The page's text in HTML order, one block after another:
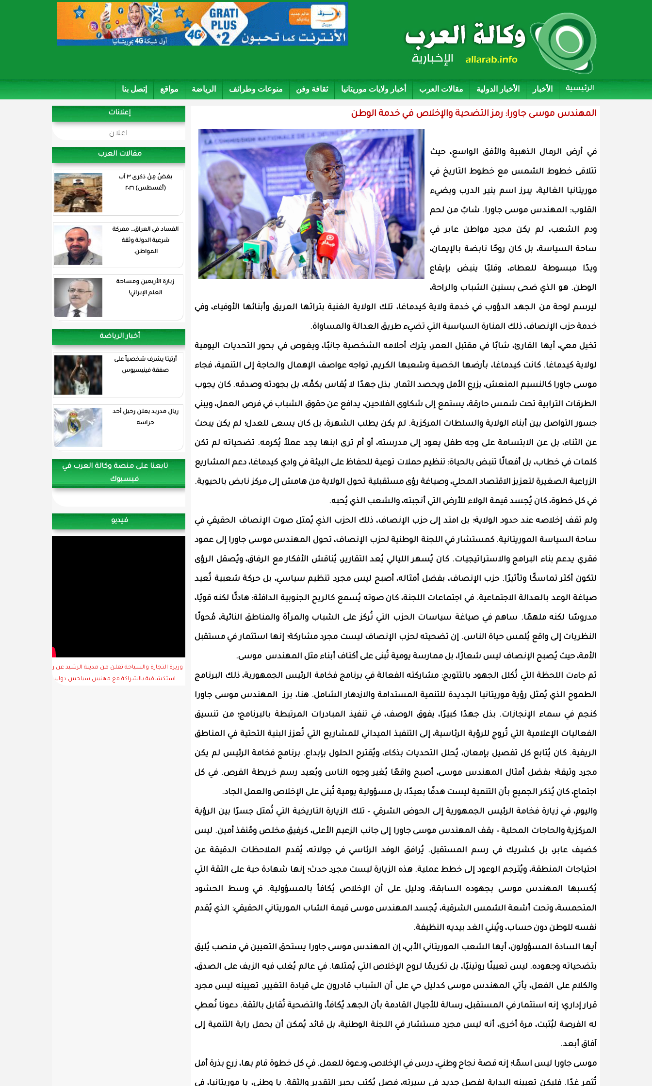
الرئيسية الأخبار الأخبار الدولية مقالات العرب أخبار ولايات موريتانيا ثقافة وفن منوعات وطرائف الرياضة مواقع إتصل بنا
المهندس موسى جاورا: رمز التضحية والإخلاص في خدمة الوطن
في أرض الرمال الذهبية والأفق الواسع، حيث
تتلاقى خطوط الشمس مع خطوط التاريخ في
موريتانيا الغالية، يبرز اسم ينير الدرب ويضيء
القلوب: المهندس موسى جاورا. شابٌ من لحم
ودم الشعب، لم يكن مجرد مواطن عابر في
ساحة السياسة، بل كان روحًا نابضة بالإيمان،
ويدًا مبسوطة للعطاء، وقلبًا ينبض بإيقاع
الوطن. هو الذي ضحى بسنين الشباب والراحة،
ليرسم لوحة من الجهد الدؤوب في خدمة ولاية كيدماغا، تلك الولاية الغنية بتراثها العريق وأبنائها الأوفياء، وفي
خدمة حزب الإنصاف، ذلك المنارة السياسية التي تضيء طريق العدالة والمساواة.
تخيل معي، أيها القارئ، شابًا في مقتبل العمر، يترك أحلامه الشخصية جانبًا، ويغوص في بحور التحديات اليومية
لولاية كيدماغا. كانت كيدماغا، بأرضها الخصبة وشعبها الكريم، تواجه عواصف الإهمال والحاجة إلى التنمية، فجاء
موسى جاورا كالنسيم المنعش، يزرع الأمل ويحصد الثمار. بذل جهدًا لا يُقاس بكمِّه، بل بجودته وصدقه. كان يجوب
الطرقات الترابية تحت شمس حارقة، يستمع إلى شكاوى الفلاحين، يدافع عن حقوق الشباب في فرص العمل، ويبني
جسور التواصل بين أبناء الولاية والسلطات المركزية. لم يكن يطلب الشهرة، بل كان يسعى للعدل؛ لم يكن يبحث
عن الثناء، بل عن الابتسامة على وجه طفل يعود إلى مدرسته، أو أم ترى ابنها يجد عملاً يُكرمه. تضحياته لم تكن
كلمات في خطاب، بل أفعالًا تنبض بالحياة: تنظيم حملات توعية للحفاظ على البيئة في وادي كيدماغا، دعم المشاريع
الزراعية الصغيرة لتعزيز الاقتصاد المحلي، وصياغة رؤى مستقبلية تحول الولاية من هامش إلى مركز نابض بالحيوية.
في كل خطوة، كان يُجسد قيمة الولاء للأرض التي أنجبته، والشعب الذي يُحبه.
ولم تقف إخلاصه عند حدود الولاية؛ بل امتد إلى حزب الإنصاف، ذلك الحزب الذي يُمثل صوت الإنصاف الحقيقي في
ساحة السياسة الموريتانية. كمستشار في اللجنة الوطنية لحزب الإنصاف، تحول المهندس موسى جاورا إلى عمود
فقري يدعم بناء البرامج والاستراتيجيات. كان يُسهر الليالي يُعد التقارير، يُناقش الأفكار مع الرفاق، ويُصقل الرؤى
لتكون أكثر تماسكًا وتأثيرًا. حزب الإنصاف، بفضل أمثاله، أصبح ليس مجرد تنظيم سياسي، بل حركة شعبية تُعيد
صياغة الوعد بالعدالة الاجتماعية. في اجتماعات اللجنة، كان صوته يُسمع كالريح الجنوبية الدافئة: هادئًا لكنه قويًا،
مدروسًا لكنه ملهمًا. ساهم في صياغة سياسات الحزب التي تُركز على الشباب والمرأة والمناطق النائية، مُحولًا
النظريات إلى واقع يُلمس حياة الناس. إن تضحيته لحزب الإنصاف ليست مجرد مشاركة؛ إنها استثمار في مستقبل
الأمة، حيث يُصبح الإنصاف ليس شعارًا، بل ممارسة يومية تُبنى على أكتاف أبناء مثل المهندس موسى.
ثم جاءت اللحظة التي تُكلل الجهود بالتتويج: مشاركته الفعالة في برنامج فخامة الرئيس الجمهورية، ذلك البرنامج
الطموح الذي يُمثل رؤية موريتانيا الجديدة للتنمية المستدامة والازدهار الشامل. هنا، برز المهندس موسى جاورا
كنجم في سماء الإنجازات. بذل جهدًا كبيرًا، يفوق الوصف، في تنفيذ المبادرات المرتبطة بالبرنامج؛ من تنسيق
الفعاليات الإعلامية التي تُروج للرؤية الرئاسية، إلى التنفيذ الميداني للمشاريع التي تُعزز البنية التحتية في المناطق
الريفية. كان يُتابع كل تفصيل بإمعان، يُحلل التحديات بذكاء، ويُقترح الحلول بإبداع. برنامج فخامة الرئيس لم يكن
مجرد وثيقة؛ بفضل أمثال المهندس موسى، أصبح واقعًا يُغير وجوه الناس ويُعيد رسم خريطة الفرص. في كل
اجتماع، كان يُذكر الجميع بأن التنمية ليست هدفًا بعيدًا، بل مسؤولية يومية تُبنى على الإخلاص والعمل الجاد.
واليوم، في زيارة فخامة الرئيس الجمهورية إلى الحوض الشرقي – تلك الزيارة التاريخية التي تُمثل جسرًا بين الرؤية
المركزية والحاجات المحلية – يقف المهندس موسى جاورا إلى جانب الزعيم الأعلى، كرفيق مخلص ومُنفذ أمين. ليس
كضيف عابر، بل كشريك في رسم المستقبل. يُرافق الوفد الرئاسي في جولاته، يُقدم الملاحظات الدقيقة عن
احتياجات المنطقة، ويُترجم الوعود إلى خطط عملية. هذه الزيارة ليست مجرد حدث؛ إنها شهادة حية على الثقة التي
يُكسبها المهندس موسى بجهوده السابقة، ودليل على أن الإخلاص يُكافأ بالمسؤولية. في وسط الحشود
المتحمسة، وتحت أشعة الشمس الشرقية، يُجسد المهندس موسى قيمة الشاب الموريتاني الحقيقي: الذي يُقدم
نفسه للوطن دون حساب، ويُبني الغد بيديه النظيفة.
أيها السادة المسؤولون، أيها الشعب الموريتاني الأبي، إن المهندس موسى جاورا يستحق التعيين في منصب يُليق
بتضحياته وجهوده. ليس تعيينًا روتينيًا، بل تكريمًا لروح الإخلاص التي يُمثلها. في عالم يُغلب فيه الزيف على الصدق،
والكلام على الفعل، يأتي المهندس موسى كدليل حي على أن الشباب قادرون على قيادة التغيير. تعيينه ليس مجرد
قرار إداري؛ إنه استثمار في المستقبل، رسالة للأجيال القادمة بأن الجهد يُكافأ، والتضحية تُقابل بالثقة. دعونا نُعطي
له الفرصة ليُثبت، مرة أخرى، أنه ليس مجرد مستشار في اللجنة الوطنية، بل قائد يُمكن أن يحمل راية التنمية إلى
آفاق أبعد.
موسى جاورا ليس اسمًا؛ إنه قصة نجاح وطني، درس في الإخلاص، ودعوة للعمل. في كل خطوة قام بها، زرع بذرة أمل
تُثمر غدًا. فليكن تعيينه البداية لفصل جديد في سيرته، فصل يُكتب بحبر التقدير والثقة. يا وطني، يا موريتانيا، في
إعلانات
اعلان
مقالات العرب
بغضُ مِنْ ذكرى ٣ آب
(أغسطس) ٢٠٢٦
الفساد في العراق… معركة
شرعية الدولة وثقة
المواطن.
زيارة الأربعين ومساحة
العلم الإيراني!
أخبار الرياضة
أرتيتا يشرف شخصياً على
صفقة فينيسيوس
ريال مدريد يعلن رحيل أحد
حراسه
تابعنا على منصة وكالة العرب في
فيسبوك
فيديو
وزيرة التجارة والسياحة تعلن من مدينة الرشيد عن رحلة
استكشافية بالشراكة مع مهنيين سياحيين دوليين